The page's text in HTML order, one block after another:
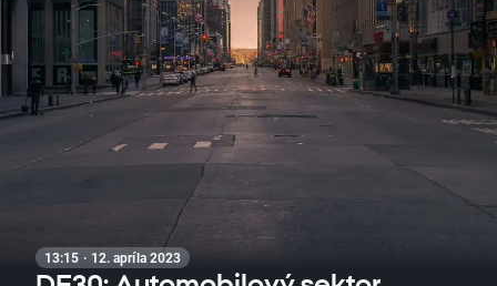
13:15 · 12. apríla 2023